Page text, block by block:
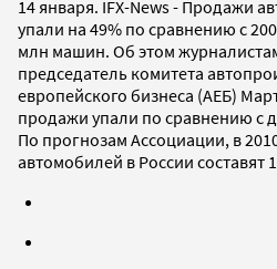
14 января. IFX-News - Продажи
упали на 49% по сравнению с
млн машин. Об этом
председатель комитета
европейского бизнеса (АЕБ)
продажи упали по сравнению с
По прогнозам Ассоциации, в
автомобилей в России составят